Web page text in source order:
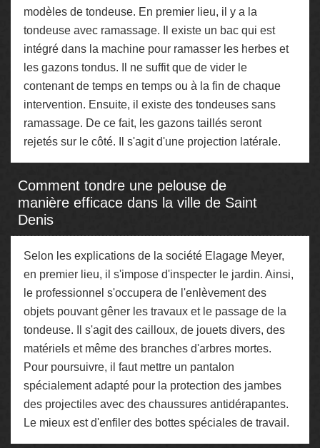
modèles de tondeuse. En premier lieu, il y a la
tondeuse avec ramassage. Il existe un bac qui est
intégré dans la machine pour ramasser les herbes et
les gazons tondus. Il ne suffit que de vider le
contenant de temps en temps ou à la fin de chaque
intervention. Ensuite, il existe des tondeuses sans
ramassage. De ce fait, les gazons taillés seront
rejetés sur le côté. Il s'agit d'une projection latérale.
Comment tondre une pelouse de
manière efficace dans la ville de Saint
Denis
Selon les explications de la société Elagage Meyer,
en premier lieu, il s'impose d'inspecter le jardin. Ainsi,
le professionnel s'occupera de l'enlèvement des
objets pouvant gêner les travaux et le passage de la
tondeuse. Il s'agit des cailloux, de jouets divers, des
matériels et même des branches d'arbres mortes.
Pour poursuivre, il faut mettre un pantalon
spécialement adapté pour la protection des jambes
des projectiles avec des chaussures antidérapantes.
Le mieux est d'enfiler des bottes spéciales de travail.